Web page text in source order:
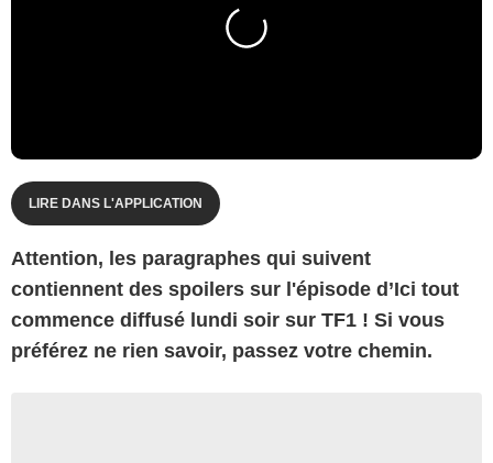
LIRE DANS L'APPLICATION
Attention, les paragraphes qui suivent
contiennent des spoilers sur l'épisode d’Ici tout
commence diffusé lundi soir sur TF1 ! Si vous
préférez ne rien savoir, passez votre chemin.